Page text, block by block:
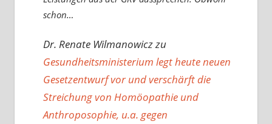
schon…
Dr. Renate Wilmanowiczzu
Gesundheitsministerium legt heute neuen
Gesetzentwurf vor und verschärft die
Streichung von Homöopathie und
Anthroposophie, u.a. gegen